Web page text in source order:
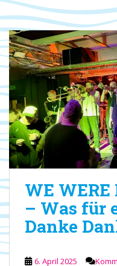
WE WERE
– Was für
Danke
6. April 2025